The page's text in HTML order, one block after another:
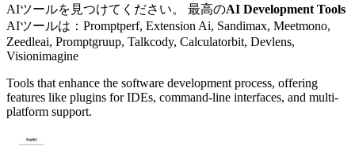
AIツールを見つけてください。
最高のAI Development Tools
AIツールは：Promptperf, Extension Ai, Sandimax, Meetmono,
Zeedleai, Promptgruup, Talkcody, Calculatorbit, Devlens,
Visionimagine
Tools that enhance the software development process, offering
features like plugins for IDEs, command-line interfaces, and multi-
platform support.